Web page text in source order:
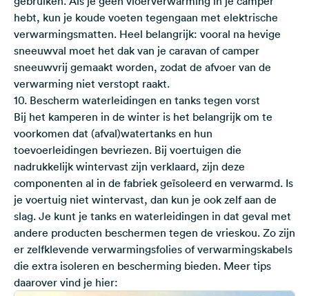
hebt, kun je koude voeten tegengaan met elektrische
verwarmingsmatten. Heel belangrijk: vooral na hevige
sneeuwval moet het dak van je caravan of camper
sneeuwvrij gemaakt worden, zodat de afvoer van de
verwarming niet verstopt raakt.
10. Bescherm waterleidingen en tanks tegen vorst
Bij het kamperen in de winter is het belangrijk om te
voorkomen dat (afval)watertanks en hun
toevoerleidingen bevriezen. Bij voertuigen die
nadrukkelijk wintervast zijn verklaard, zijn deze
componenten al in de fabriek geïsoleerd en verwarmd. Is
je voertuig niet wintervast, dan kun je ook zelf aan de
slag. Je kunt je tanks en waterleidingen in dat geval met
andere producten beschermen tegen de vrieskou. Zo zijn
er zelfklevende verwarmingsfolies of verwarmingskabels
die extra isoleren en bescherming bieden. Meer tips
daarover vind je hier: